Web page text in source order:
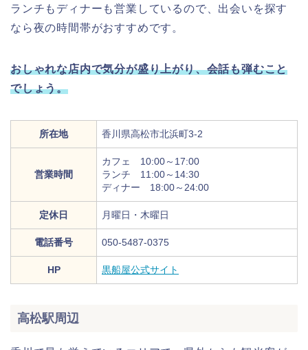
ランチもディナーも営業しているので、出会いを探す
なら夜の時間帯がおすすめです。
おしゃれな店内で気分が盛り上がり、会話も弾むこと
でしょう。
所在地 香川県高松市北浜町3-2
営業時間
カフェ 10:00～17:00
ランチ 11:00～14:30
ディナー 18:00～24:00
定休日 月曜日・木曜日
電話番号 050‐5487‐0375
HP 黒船屋公式サイト
高松駅周辺